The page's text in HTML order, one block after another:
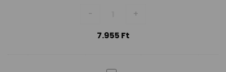
-
Prémium csepegtető szalag
+
7.955 Ft